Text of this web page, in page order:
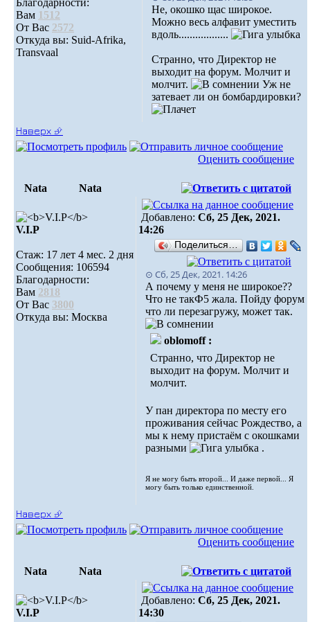
Благодарности:
Вам 1512
От Вас 2572
Откуда вы: Suid-Afrika,
Transvaal
Не, окошко щас широкое.
Можно весь алфавит уместить
вдоль..................
Странно, что Директор не
выходит на форум. Молчит и
молчит.
Уж не
затевает ли он бомбардировки?
Наверх ⮵
Оценить сообщение
Nata Nata
V.I.Р
Стаж: 17 лет 4 мес. 2 дня
Сообщения: 106594
Благодарности:
Вам 2818
От Вас 3800
Откуда вы: Москва
Добавлено: Сб, 25 Дек, 2021.
14:26
Поделиться…
⊙ Сб, 25 Дек, 2021. 14:26
А почему у меня не широкое??
Что не такФ5 жала. Пойду форум
что ли перезагружу, может так.
oblomoff :
Странно, что Директор не
выходит на форум. Молчит и
молчит.
У пан директора по месту его
проживания сейчас Рождество, а
мы к нему пристаём с окошками
разными
.
Я не могу быть второй... И даже первой... Я
могу быть только единственной.
Наверх ⮵
Оценить сообщение
Nata Nata
V.I.Р
Добавлено: Сб, 25 Дек, 2021.
14:30